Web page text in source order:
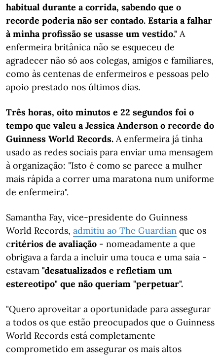
habitual durante a corrida, sabendo que o
recorde poderia não ser contado. Estaria a falhar
à minha profissão se usasse um vestido." A
enfermeira britânica não se esqueceu de
agradecer não só aos colegas, amigos e familiares,
como às centenas de enfermeiros e pessoas pelo
apoio prestado nos últimos dias.
Três horas, oito minutos e 22 segundos foi o
tempo que valeu a Jessica Anderson o recorde do
Guinness World Records. A enfermeira já tinha
usado as redes sociais para enviar uma mensagem
à organização: "Isto é como se parece a mulher
mais rápida a correr uma maratona num uniforme
de enfermeira".
Samantha Fay, vice-presidente do Guinness
World Records, admitiu ao The Guardian que os
critérios de avaliação - nomeadamente a que
obrigava a farda a incluir uma touca e uma saia -
estavam "desatualizados e refletiam um
estereotipo" que não queriam "perpetuar".
"Quero aproveitar a oportunidade para assegurar
a todos os que estão preocupados que o Guinness
World Records está completamente
comprometido em assegurar os mais altos